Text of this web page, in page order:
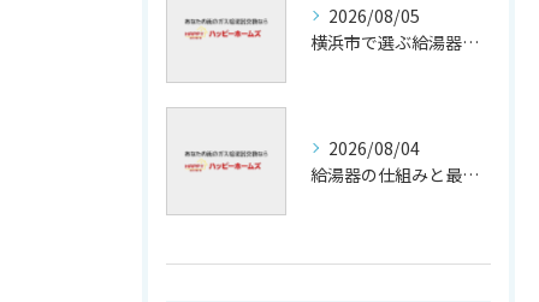
2026/08/05
横浜市で選ぶ給湯器交換の口コミ分析
2026/08/04
給湯器の仕組みと最新技術解析